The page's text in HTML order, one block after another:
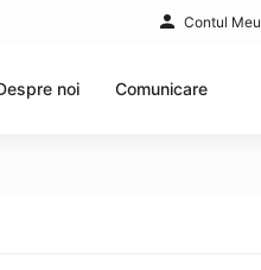
Contul Meu
noi Comunicare